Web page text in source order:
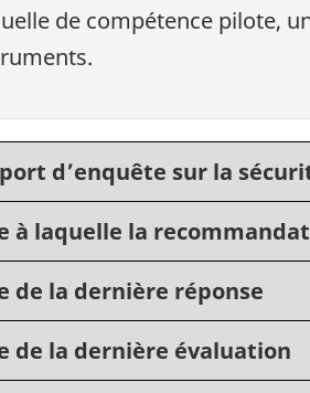
de compétence pilote,
d’enquête sur la
à laquelle la
de la dernière réponse
de la dernière évaluation